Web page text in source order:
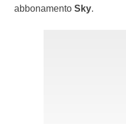
abbonamento Sky.